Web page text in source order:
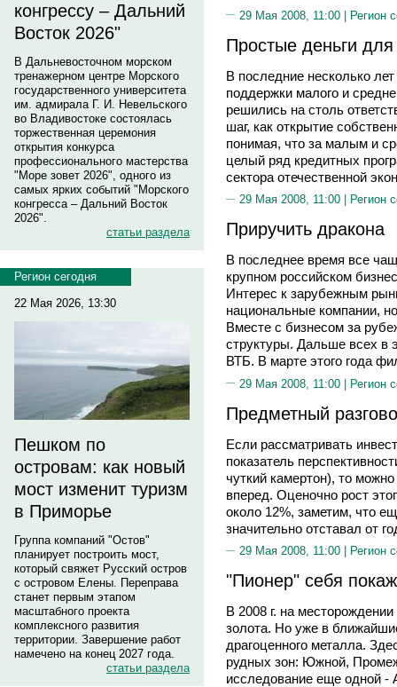
конгрессу – Дальний
Восток 2026"
В Дальневосточном морском
тренажерном центре Морского
государственного университета
им. адмирала Г. И. Невельского
во Владивостоке состоялась
торжественная церемония
открытия конкурса
профессионального мастерства
"Море зовет 2026", одного из
самых ярких событий "Морского
конгресса – Дальний Восток
2026".
статьи раздела
Регион сегодня
22 Мая 2026, 13:30
Пешком по
островам: как новый
мост изменит туризм
в Приморье
Группа компаний "Остов"
планирует построить мост,
который свяжет Русский остров
с островом Елены. Переправа
станет первым этапом
масштабного проекта
комплексного развития
территории. Завершение работ
намечено на конец 2027 года.
статьи раздела
29 Мая 2008, 11:00 | Регион
Простые деньги
В последние несколько
поддержки малого и
решились на столь
шаг, как открытие
понимая, что за малым и
целый ряд кредитных
сектора отечественной
29 Мая 2008, 11:00 | Регион
Приручить дракона
В последнее время все
крупном российском
Интерес к зарубежным
национальные компании,
Вместе с бизнесом за
структуры. Дальше всех в
ВТБ. В марте этого года
29 Мая 2008, 11:00 | Регион
Предметный
Если рассматривать
показатель
чуткий камертон), то
вперед. Оценочно рост
около 12%, заметим, что
значительно отставал от
29 Мая 2008, 11:00 | Регион
"Пионер" себя
В 2008 г. на
золота. Но уже в
драгоценного металла.
рудных зон: Южной,
исследование еще одной -